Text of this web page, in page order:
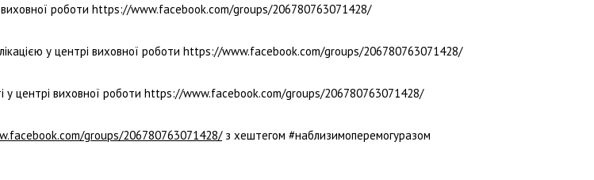
виховної роботи https://www.facebook.com/groups/206780763071428/
у центрі виховної роботи https://www.facebook.com/groups/206780763071428/
у центрі виховної роботи https://www.facebook.com/groups/206780763071428/
groups/206780763071428/з хештегом #наблизимоперемогуразом